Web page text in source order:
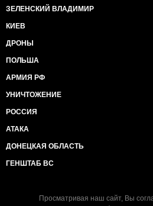
ЗЕЛЕНСКИЙ ВЛАДИМИР
КИЕВ
ДРОНЫ
ПОЛЬША
АРМИЯ РФ
УНИЧТОЖЕНИЕ
РОССИЯ
АТАКА
ДОНЕЦКАЯ ОБЛАСТЬ
ГЕНШТАБ ВС
Просматривая наш сайт, Вы